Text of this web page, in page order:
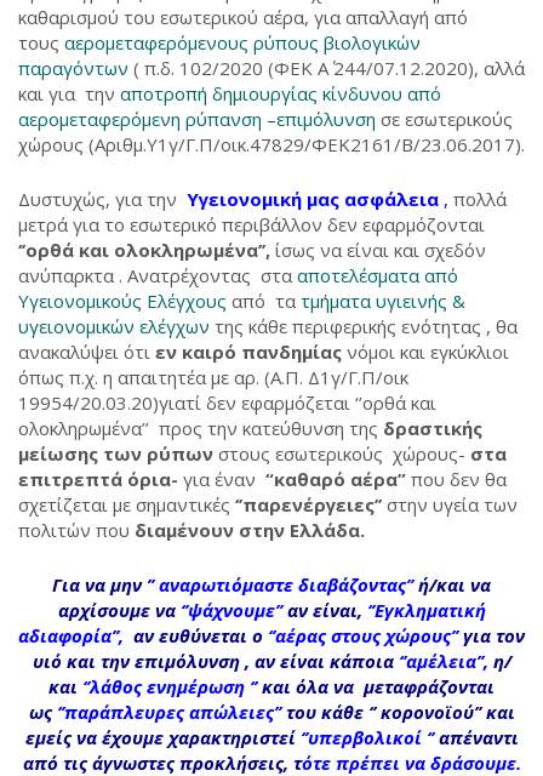
καθαρισμού του εσωτερικού αέρα, για απαλλαγή από
τους αερομεταφερόμενους ρύπους βιολογικών
παραγόντων ( π.δ. 102/2020 (ΦΕΚ Α΄ 244/07.12.2020), αλλά
και για την αποτροπή δημιουργίας κίνδυνου από
αερομεταφερόμενη ρύπανση –επιμόλυνση σε εσωτερικούς
χώρους (Αριθμ.Υ1γ/Γ.Π/οικ.47829/ΦΕΚ2161/Β/23.06.2017).
Δυστυχώς, για την Υγειονομική μας ασφάλεια , πολλά
μετρά για το εσωτερικό περιβάλλον δεν εφαρμόζονται
‘’ορθά και ολοκληρωμένα’’, ίσως να είναι και σχεδόν
ανύπαρκτα . Ανατρέχοντας στα αποτελέσματα από
Υγειονομικούς Ελέγχους από τα τμήματα υγιεινής &
υγειονομικών ελέγχων της κάθε περιφερικής ενότητας , θα
ανακαλύψει ότι εν καιρό πανδημίας νόμοι και εγκύκλιοι
όπως π.χ. η απαιτητέα με αρ. (Α.Π. Δ1γ/Γ.Π/οικ
19954/20.03.20)γιατί δεν εφαρμόζεται ‘’ορθά και
ολοκληρωμένα’’ προς την κατεύθυνση της δραστικής
μείωσης των ρύπων στους εσωτερικούς χώρους- στα
επιτρεπτά όρια- για έναν “καθαρό αέρα” που δεν θα
σχετίζεται με σημαντικές ‘’παρενέργειες’’ στην υγεία των
πολιτών που διαμένουν στην Ελλάδα.
Για να μην ’’ αναρωτιόμαστε διαβάζοντας’’ ή/και να
αρχίσουμε να ‘’ψάχνουμε’’αν είναι, ‘’Εγκληματική
αδιαφορία’’, αν ευθύνεται ο ‘’αέρας στους χώρους’’ για τον
υιό και την επιμόλυνση , αν είναι κάποια ‘’αμέλεια’’, η/
και ‘’λάθος ενημέρωση ‘’ και όλα να μεταφράζονται
ως ‘’παράπλευρες απώλειες’’ του κάθε ‘’ κορονοϊού’’ και
εμείς να έχουμε χαρακτηριστεί ‘’υπερβολικοί ‘’ απέναντι
από τις άγνωστες προκλήσεις, τότε πρέπει να δράσουμε.